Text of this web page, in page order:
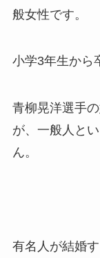
般女性です。
小学3年生から
青柳晃洋選手
が、一般人と
ん。
有名人が結婚